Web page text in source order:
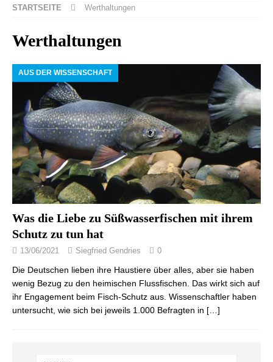
STARTSEITE Werthaltungen
Werthaltungen
AUS DER WISSENSCHAFT
Was die Liebe zu Süßwasserfischen mit ihrem
Schutz zu tun hat
13/06/2021 Siegfried Gendries 0
Die Deutschen lieben ihre Haustiere über alles, aber sie haben
wenig Bezug zu den heimischen Flussfischen. Das wirkt sich auf
ihr Engagement beim Fisch-Schutz aus. Wissenschaftler haben
untersucht, wie sich bei jeweils 1.000 Befragten in […]